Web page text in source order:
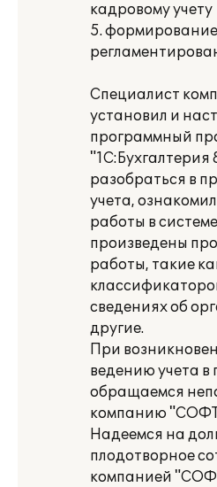
кадровому учету
5. формирование
Специалист
установил и
программный
"1С:Бухгалтерия
разобраться в
учета,
работы в
произведены
работы, такие
сведениях об
другие.
При
ведению учета в
обращаемся
компанию
Надеемся на
плодотворное
компанией